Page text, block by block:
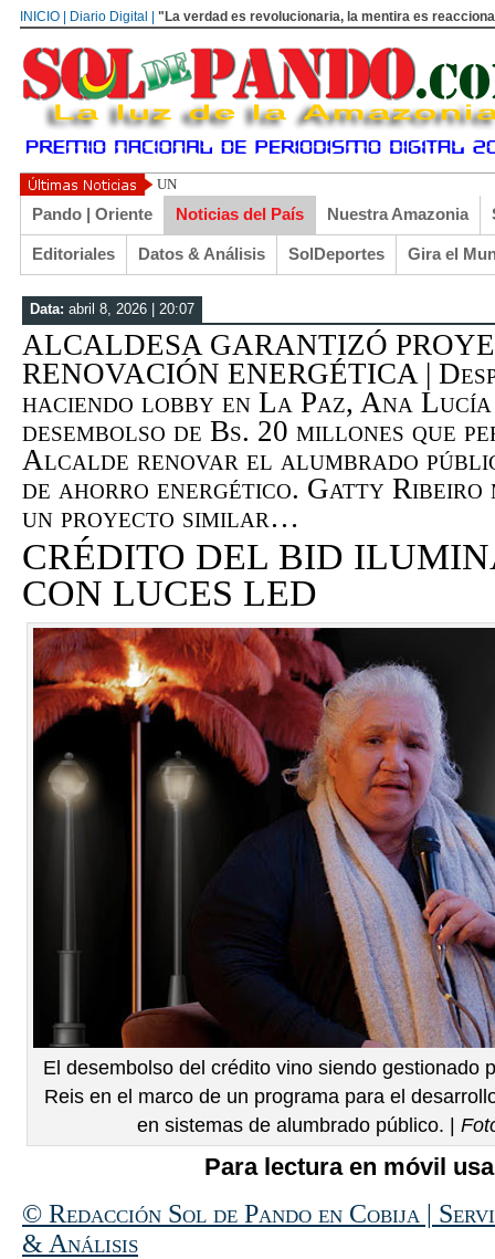
INICIO | Diario Digital | "La verdad es revolucionaria, la mentira es
UN LIBERTARIO LLAMADO EL TURI TO
Pando | Oriente Noticias del País Nuestra Amazonia
Editoriales Datos & Análisis SolDeportes Gira el
Data: abril 8, 2026 | 20:07
ALCALDESA GARANTIZÓ
RENOVACIÓN ENERGÉTICA |
haciendo lobby en La Paz, Ana
desembolso de Bs. 20 millones que
Alcalde renovar el alumbrado
de ahorro energético. Gatty Ribeiro
un proyecto similar…
CRÉDITO DEL BID
CON LUCES LED
El desembolso del crédito vino siendo gestionado
Reis en el marco de un programa para el
en sistemas de alumbrado público. |
Para lectura en móvil
© Redacción Sol de Pando en Cobija |
& Análisis